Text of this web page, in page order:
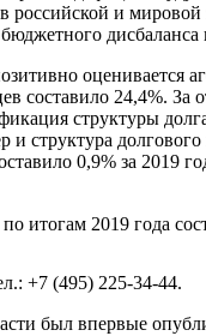
российской и
оценивается
составило 24,4%. За
структуры
структура
0,9% за 2019
итогам 2019 года
+7 (495) 225-34-44.
был впервые